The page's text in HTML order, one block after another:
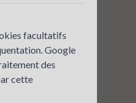
facultatifs
Google
des
cette